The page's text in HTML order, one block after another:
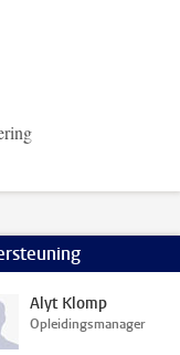
Alyt Klomp
Opleidingsmanager